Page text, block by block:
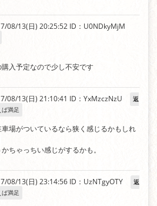
08/13(日) 20:25:52 ID：U0NDkyMjM
入予定なので少し不安です
08/13(日) 21:10:41 ID：YxMzczNzU
返
ば満足
場がついているなら狭く感じるかもしれ
ちゃっちい感じがするかも。
08/13(日) 23:14:56 ID：UzNTgyOTY
返
ば満足